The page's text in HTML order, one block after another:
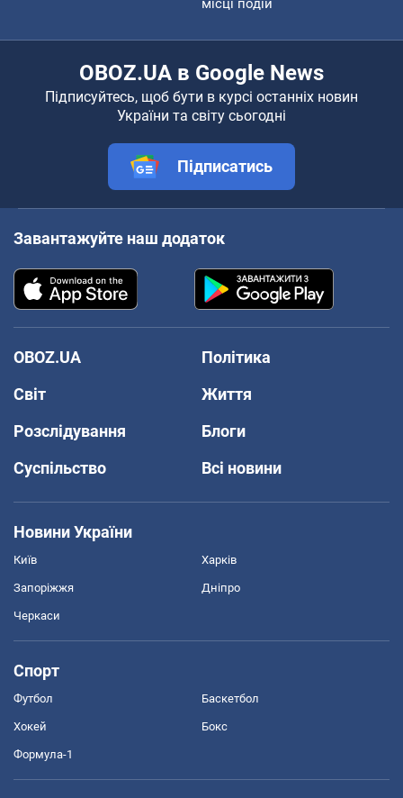
місці подій
OBOZ.UA в Google News
Підписуйтесь, щоб бути в курсі останніх новин
України та світу сьогодні
Підписатись
Завантажуйте наш додаток
OBOZ.UA
Політика
Світ
Життя
Розслідування
Блоги
Суспільство
Всі новини
Новини України
Київ Харків
Запоріжжя Дніпро
Черкаси
Спорт
Футбол Баскетбол
Хокей Бокс
Формула-1